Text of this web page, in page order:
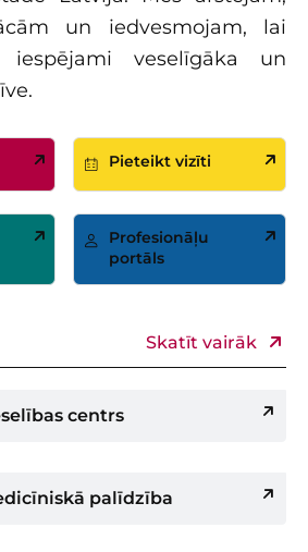
un iedvesmojam, lai
veselīgāka un
Pieteikt vizīti
Profesionāļu
portāls
Skatīt vairāk
centrs
palīdzība